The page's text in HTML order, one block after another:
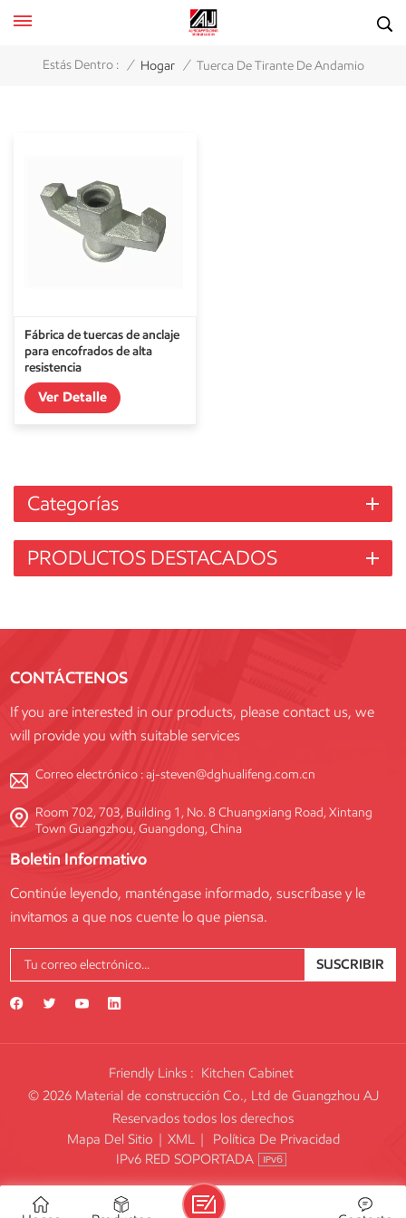
Estás Dentro : / Hogar / Tuerca De Tirante De Andamio
Fábrica de tuercas de anclaje
para encofrados de alta
resistencia
Ver Detalle
Categorías
PRODUCTOS DESTACADOS
CONTÁCTENOS
If you are interested in our products, please contact us, we
will provide you with suitable services
Correo electrónico :aj-steven@dghualifeng.com.cn
Room 702, 703, Building 1, No. 8 Chuangxiang Road, Xintang
Town Guangzhou, Guangdong, China
Boletin Informativo
Continúe leyendo, manténgase informado, suscríbase y le
invitamos a que nos cuente lo que piensa.
SUSCRIBIR
Friendly Links : Kitchen Cabinet
© 2026 Material de construcción Co., Ltd de Guangzhou AJ
Reservados todos los derechos
Mapa Del Sitio | XML |
Política De Privacidad
IPv6 RED SOPORTADA